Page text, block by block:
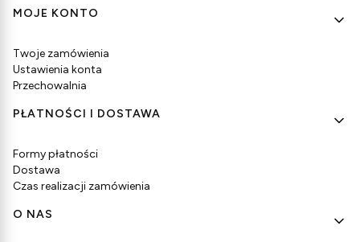
MOJE KONTO
Twoje zamówienia
Ustawienia konta
Przechowalnia
PŁATNOŚCI I DOSTAWA
Formy płatności
Dostawa
Czas realizacji zamówienia
O NAS